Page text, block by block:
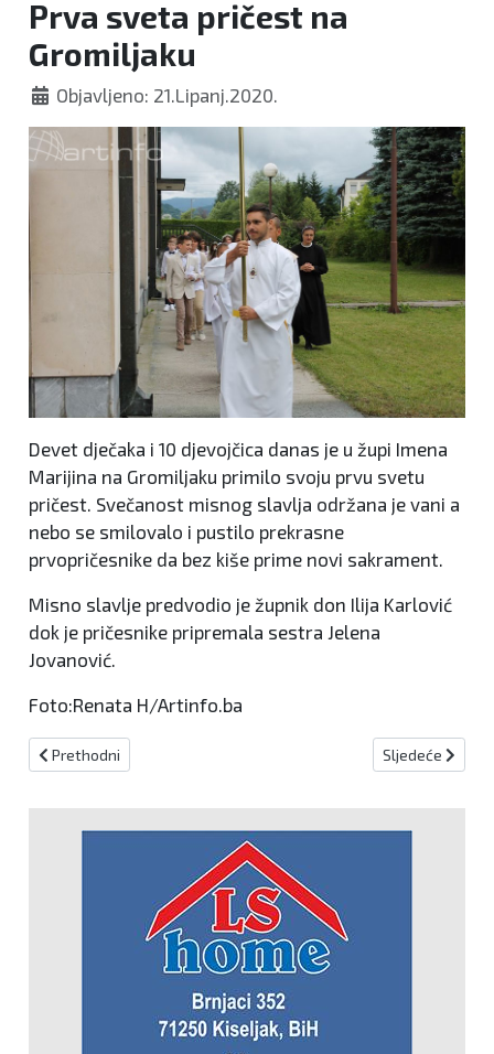
Prva sveta pričest na
Gromiljaku
Objavljeno: 21.Lipanj.2020.
Devet dječaka i 10 djevojčica danas je u župi Imena
Marijina na Gromiljaku primilo svoju prvu svetu
pričest. Svečanost misnog slavlja održana je vani a
nebo se smilovalo i pustilo prekrasne
prvopričesnike da bez kiše prime novi sakrament.
Misno slavlje predvodio je župnik don Ilija Karlović
dok je pričesnike pripremala sestra Jelena
Jovanović.
Foto:Renata H/Artinfo.ba
Prethodni članak: "Na čast Crkvi, našem narodu i svakom
Prethodni Sljedeći članak:
Sljedeće